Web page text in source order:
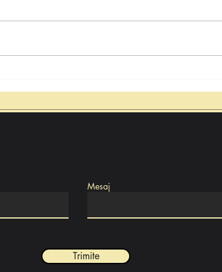
pentru dezvoltarea
tinerilor
Mesaj
Trimite